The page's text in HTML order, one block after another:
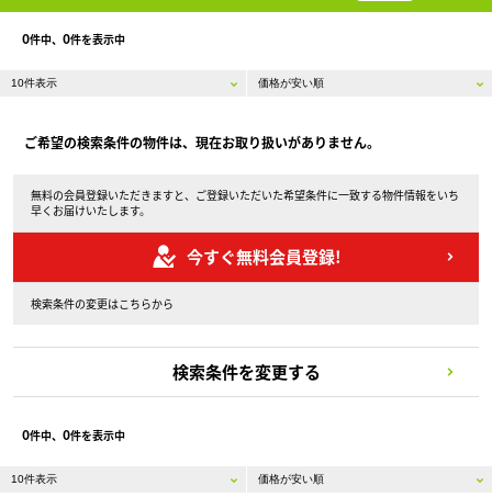
0件中、 0件を表示中
ご希望の検索条件の物件は、現在お取り扱いがありません。
無料の会員登録いただきますと、ご登録いただいた希望条件に一致する物件情報をいち
早くお届けいたします。
今すぐ無料会員登録!
検索条件の変更はこちらから
検索条件を変更する
0件中、 0件を表示中